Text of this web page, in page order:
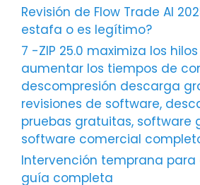
Revisión de Flow Trade AI
estafa o es legítimo?
7 -ZIP 25.0 maximiza los
aumentar los tiempos de
descompresión descarga
revisiones de software,
pruebas gratuitas, software
software comercial
Intervención temprana para
guía completa